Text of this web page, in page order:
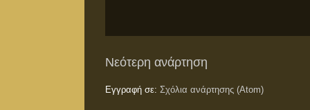
Νεότερη ανάρτηση
Εγγραφή σε: Σχόλια ανάρτησης (Atom)